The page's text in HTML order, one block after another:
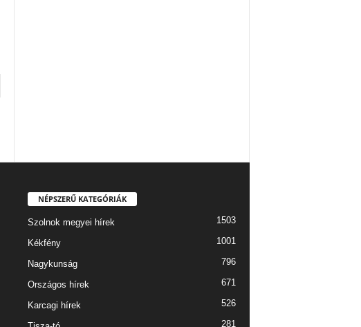
NÉPSZERŰ KATEGÓRIÁK
Szolnok megyei hírek 1503
Kékfény 1001
Nagykunság 796
Országos hírek 671
Karcagi hírek 526
281